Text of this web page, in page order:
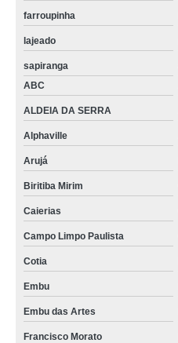
farroupinha
lajeado
sapiranga
ABC
ALDEIA DA SERRA
Alphaville
Arujá
Biritiba Mirim
Caierias
Campo Limpo Paulista
Cotia
Embu
Embu das Artes
Francisco Morato